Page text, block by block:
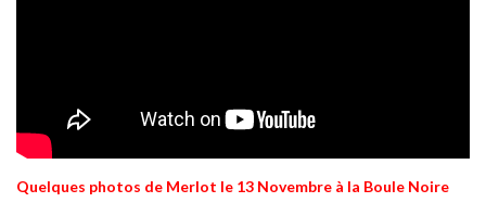
Quelques photos de Merlot le 13 Novembre à la Boule Noire